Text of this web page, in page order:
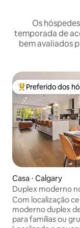
Os
temporada de
bem avaliados
Entre os melhores
Preferido dos
Casa ⋅ Calgary
Duplex moderno
condicionado
+ VLT
Com localização
moderno duplex
para famílias ou